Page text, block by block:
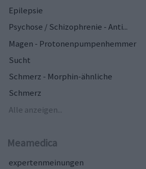
Epilepsie
Psychose / Schizophrenie - Anti...
Magen - Protonenpumpenhemmer
Sucht
Schmerz - Morphin-ähnliche
Schmerz
Alle anzeigen...
Meamedica
expertenmeinungen